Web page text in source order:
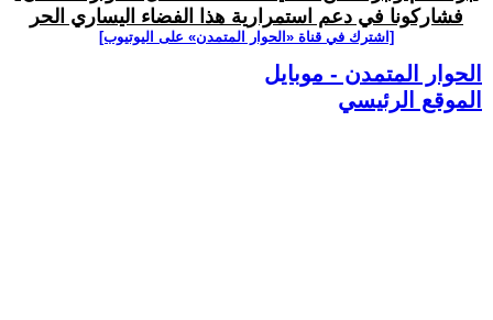
فشاركونا في دعم استمرارية هذا الفضاء اليساري الحر
[اشترك في قناة ‫«الحوار المتمدن» على اليوتيوب]
الحوار المتمدن - موبايل
الموقع الرئيسي